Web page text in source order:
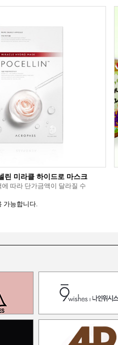
린 미라클 하이드로 마스크
따라 단가금액이 달라질 수
가능합니다.